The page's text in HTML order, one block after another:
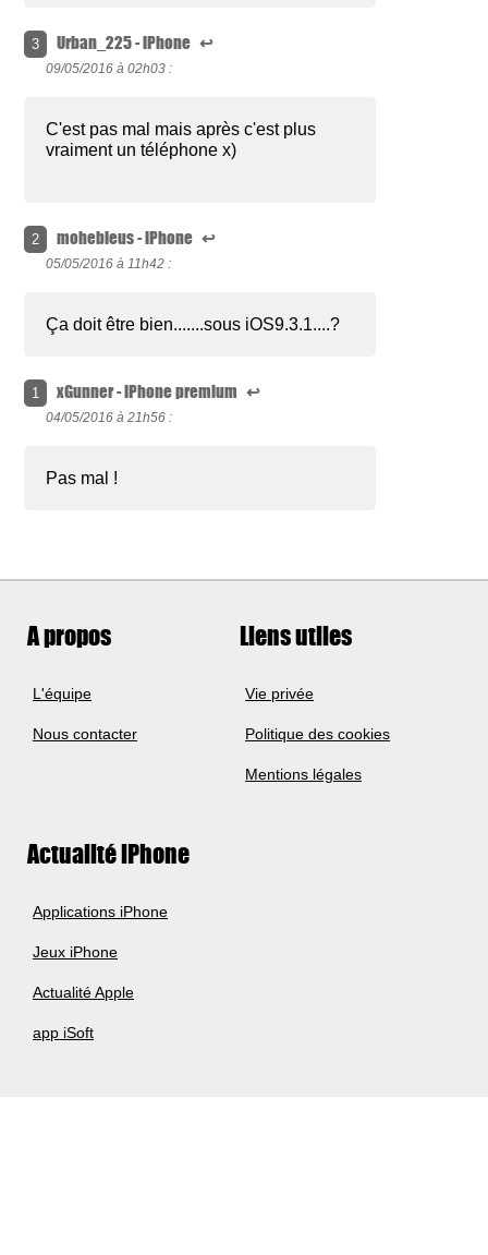
3 Urban_225 - iPhone ↩
09/05/2016 à 02h03 :
C'est pas mal mais après c'est plus
vraiment un téléphone x)
2 mohebieus - iPhone ↩
05/05/2016 à 11h42 :
Ça doit être bien.......sous iOS9.3.1....?
1 xGunner - iPhone premium ↩
04/05/2016 à 21h56 :
Pas mal !
A propos
L'équipe
Nous contacter
Liens utiles
Vie privée
Politique des cookies
Mentions légales
Actualité iPhone
Applications iPhone
Jeux iPhone
Actualité Apple
app iSoft